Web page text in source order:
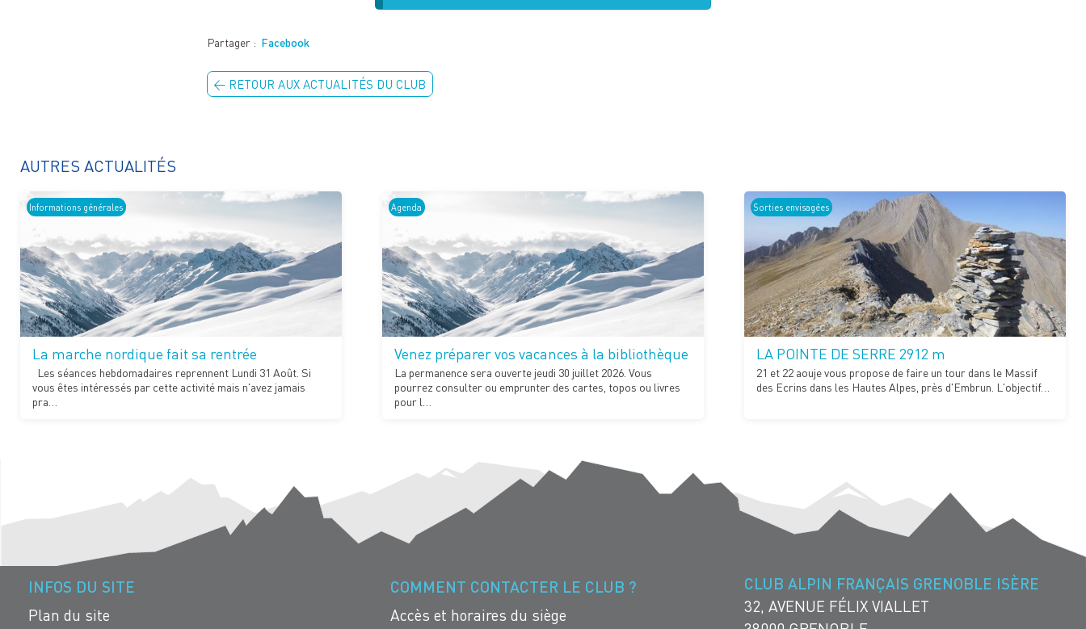
Partager : Facebook
← RETOUR AUX ACTUALITÉS DU CLUB
AUTRES ACTUALITÉS
Informations générales
La marche nordique fait sa rentrée
Les séances hebdomadaires reprennent Lundi 31 Août. Si
vous êtes intéressés par cette activité mais n'avez jamais
pra…
Agenda
Venez préparer vos vacances à la bibliothèque
La permanence sera ouverte jeudi 30 juillet 2026. Vous
pourrez consulter ou emprunter des cartes, topos ou livres
pour l…
Sorties envisagées
LA POINTE DE SERRE 2912 m
21 et 22 aouje vous propose de faire un tour dans le Massif
des Ecrins dans les Hautes Alpes, près d'Embrun. L'objectif…
INFOS DU SITE
Plan du site
COMMENT CONTACTER LE CLUB ?
Accès et horaires du siège
CLUB ALPIN FRANÇAIS GRENOBLE ISÈRE
32, AVENUE FÉLIX VIALLET